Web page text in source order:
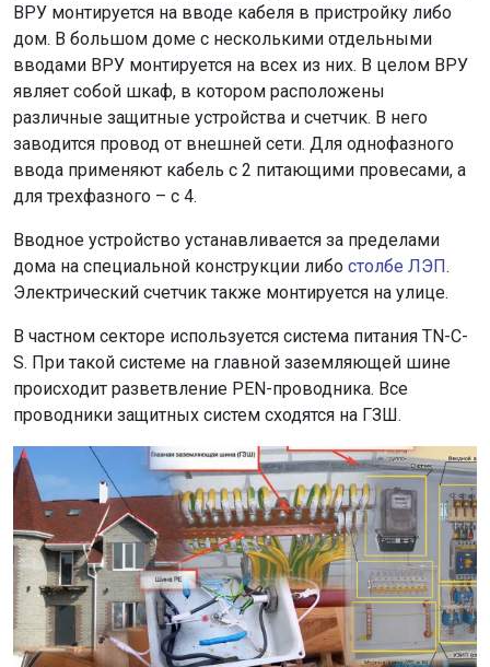
ВРУ монтируется на вводе кабеля в пристройку либо
дом. В большом доме с несколькими отдельными
вводами ВРУ монтируется на всех из них. В целом ВРУ
являет собой шкаф, в котором расположены
различные защитные устройства и счетчик. В него
заводится провод от внешней сети. Для однофазного
ввода применяют кабель с 2 питающими провесами, а
для трехфазного – с 4.
Вводное устройство устанавливается за пределами
дома на специальной конструкции либо столбе ЛЭП.
Электрический счетчик также монтируется на улице.
В частном секторе используется система питания TN-C-
S. При такой системе на главной заземляющей шине
происходит разветвление PEN-проводника. Все
проводники защитных систем сходятся на ГЗШ.